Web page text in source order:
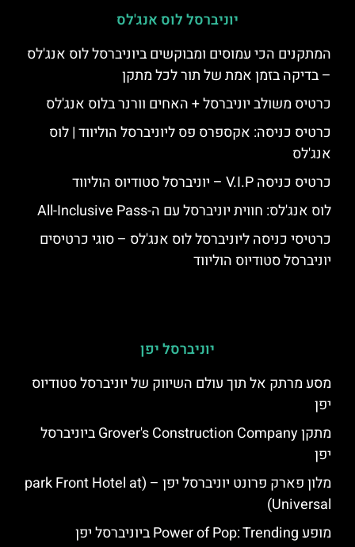
יוניברסל לוס אנג'לס
המתקנים הכי עמוסים ומבוקשים ביוניברסל לוס אנג'לס
– בדיקה בזמן אמת של תור לכל מתקן
כרטיס משולב יוניברסל + האחים וורנר בלוס אנג'לס
כרטיס כניסה: אקספרס פס ליוניברסל הוליווד | לוס
אנג'לס
כרטיס כניסה V.I.P – יוניברסל סטודיוס הוליווד
לוס אנג'לס: חווית יוניברסל עם ה-All-Inclusive Pass
כרטיסי כניסה ליוניברסל לוס אנג'לס – סוגי כרטיסים
יוניברסל סטודיוס הוליווד
יוניברסל יפן
מסע מרתק אל תוך עולם השיווק של יוניברסל סטודיוס
יפן
מתקן Grover's Construction Company ביוניברסל
יפן
מלון פארק פרונט יוניברסל יפן – (park Front Hotel at
Universal)
מופע Power of Pop: Trending ביוניברסל יפן